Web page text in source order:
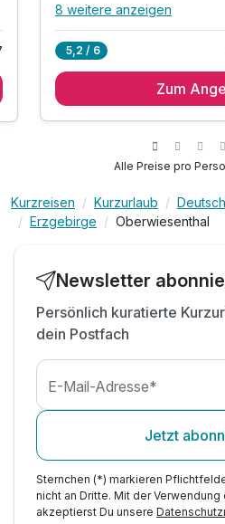
Alle Inklusivleistungen
FRISCH & REGIONAL
All Inklusive Getränke von
1 x Flasche Prosecco pro
Entspannung mit Dampfbad
inkl. Sky-Sports Bar &
inkl. Tageszeitungen &
8 weitere anzeigen
5,2 / 6
Zum
Alle Preise pro
Kurzreisen Kurzurlaub
Erzgebirge
Oberwiesenthal
Newsletter
Persönlich kuratierte
dein Postfach
E-Mail-Adresse*
Jetzt
Sternchen (*) markieren
nicht an Dritte. Mit der Verwendung
akzeptierst Du unsere